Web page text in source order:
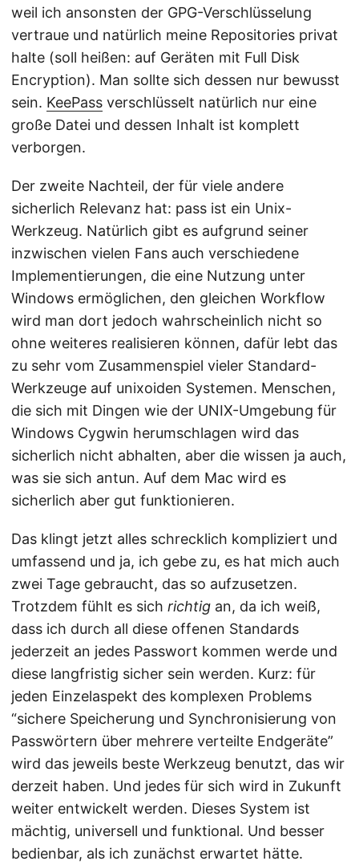
weil ich ansonsten der GPG-Verschlüsselung
vertraue und natürlich meine Repositories privat
halte (soll heißen: auf Geräten mit Full Disk
Encryption). Man sollte sich dessen nur bewusst
sein. KeePass verschlüsselt natürlich nur eine
große Datei und dessen Inhalt ist komplett
verborgen.
Der zweite Nachteil, der für viele andere
sicherlich Relevanz hat: pass ist ein Unix-
Werkzeug. Natürlich gibt es aufgrund seiner
inzwischen vielen Fans auch verschiedene
Implementierungen, die eine Nutzung unter
Windows ermöglichen, den gleichen Workflow
wird man dort jedoch wahrscheinlich nicht so
ohne weiteres realisieren können, dafür lebt das
zu sehr vom Zusammenspiel vieler Standard-
Werkzeuge auf unixoiden Systemen. Menschen,
die sich mit Dingen wie der UNIX-Umgebung für
Windows Cygwin herumschlagen wird das
sicherlich nicht abhalten, aber die wissen ja auch,
was sie sich antun. Auf dem Mac wird es
sicherlich aber gut funktionieren.
Das klingt jetzt alles schrecklich kompliziert und
umfassend und ja, ich gebe zu, es hat mich auch
zwei Tage gebraucht, das so aufzusetzen.
Trotzdem fühlt es sich richtig an, da ich weiß,
dass ich durch all diese offenen Standards
jederzeit an jedes Passwort kommen werde und
diese langfristig sicher sein werden. Kurz: für
jeden Einzelaspekt des komplexen Problems
“sichere Speicherung und Synchronisierung von
Passwörtern über mehrere verteilte Endgeräte”
wird das jeweils beste Werkzeug benutzt, das wir
derzeit haben. Und jedes für sich wird in Zukunft
weiter entwickelt werden. Dieses System ist
mächtig, universell und funktional. Und besser
bedienbar, als ich zunächst erwartet hätte.